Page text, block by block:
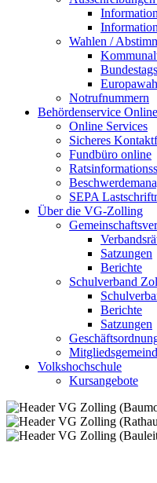
Wahlen /
Notrufnummern
Behördenservice Online
Online Services
Sicheres
Fundbüro online
SEPA
Über die VG-Zolling
Satzungen
Berichte
Schulverband
Berichte
Satzungen
Volkshochschule
Kursangebote